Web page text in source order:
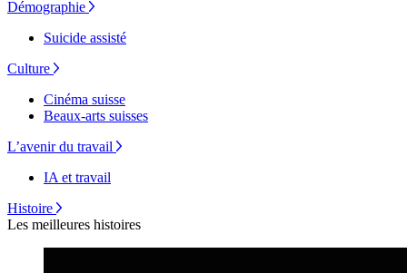
Démographie
Suicide assisté
Culture
Cinéma suisse
Beaux-arts suisses
L’avenir du travail
IA et travail
Histoire
Les meilleures histoires